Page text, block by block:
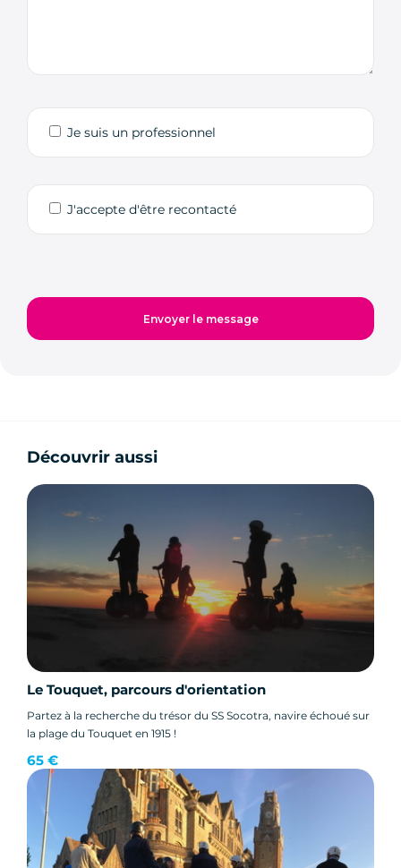
Je suis un professionnel
J'accepte d'être recontacté
Découvrir aussi
Le Touquet, parcours d'orientation
Partez à la recherche du trésor du SS Socotra, navire échoué sur
la plage du Touquet en 1915 !
65 €